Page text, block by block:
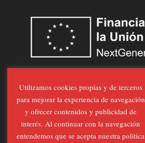
Utilizamos cookies propias y de terceros
para mejorar la experiencia de navegación
y ofrecer contenidos y publicidad de
interés. Al continuar con la navegación
entendemos que se acepta nuestra política